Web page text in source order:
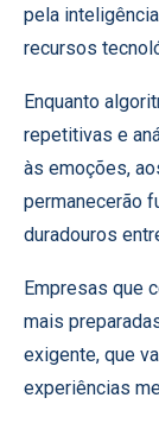
pela
recursos
Enquanto
repetitivas e
às emoções,
permanecerão
duradouros
Empresas que
mais
exigente, que
experiências